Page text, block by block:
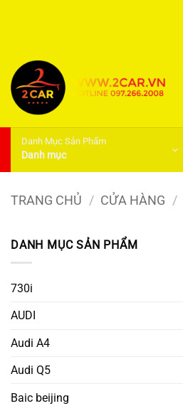
dung
Danh Mục Sản Phẩm
Danh mục
TRANG CHỦ / CỬA HÀNG /
DANH MỤC SẢN PHẨM
730i
AUDI
Audi A4
Audi Q5
Baic beijing